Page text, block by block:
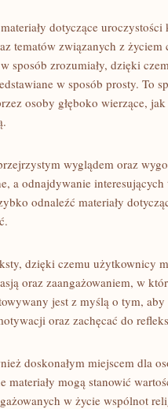
dotyczące
tematów związanych z
sposób zrozumiały, dzięki
w sposób prosty. To
osoby głęboko wierzące,
wyglądem oraz
a odnajdywanie
odnaleźć materiały
dzięki czemu użytkownicy
oraz zaangażowaniem, w
jest z myślą o tym,
oraz zachęcać do
doskonałym miejscem dla
materiały mogą stanowić
w życie wspólnot